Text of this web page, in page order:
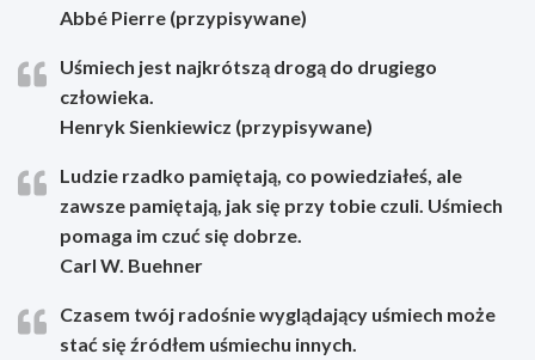
Abbé Pierre (przypisywane)
Uśmiech jest najkrótszą drogą do drugiego
człowieka.
Henryk Sienkiewicz (przypisywane)
Ludzie rzadko pamiętają, co powiedziałeś, ale
zawsze pamiętają, jak się przy tobie czuli. Uśmiech
pomaga im czuć się dobrze.
Carl W. Buehner
Czasem twój radośnie wyglądający uśmiech może
stać się źródłem uśmiechu innych.